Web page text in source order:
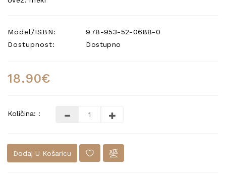
Model/ISBN:
978-953-52-0688-0
Dostupnost:
Dostupno
18.90€
Količina: :
Dodaj U Košaricu